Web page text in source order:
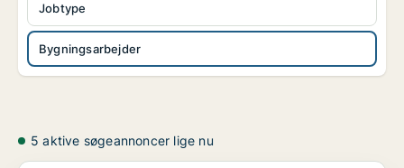
Bygningsarbejder
Jobtype
5 aktive søgeannoncer lige nu